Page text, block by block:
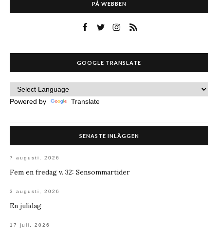
PÅ WEBBEN
GOOGLE TRANSLATE
Powered by Translate
SENASTE INLÄGGEN
7 augusti, 2026
Fem en fredag v. 32: Sensommartider
3 augusti, 2026
En julidag
17 juli, 2026